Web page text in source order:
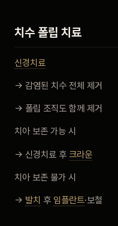
치수 폴립 치료
신경치료
→ 감염된 치수 전체 제거
→ 폴립 조직도 함께 제거
치아 보존 가능 시
→ 신경치료 후 크라운
치아 보존 불가 시
→ 발치 후 임플란트·보철